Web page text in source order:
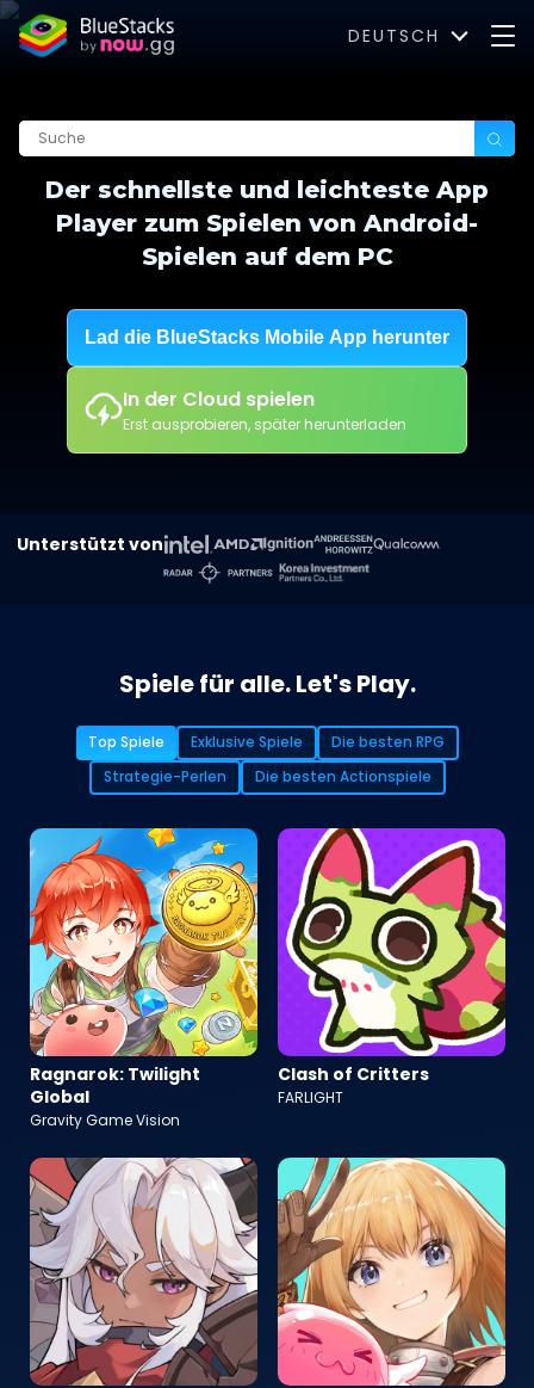
DEUTSCH
Der schnellste und leichteste App
Player zum Spielen von Android-
Spielen auf dem PC
Lad die BlueStacks Mobile App herunter
In der Cloud spielen
Erst ausprobieren, später herunterladen
Unterstützt von
Spiele für alle. Let's Play.
Top Spiele Exklusive Spiele
Die besten RPG
Strategie-Perlen
Die besten Actionspiele
Ragnarok: Twilight
Global
Gravity Game Vision
Clash of Critters
FARLIGHT